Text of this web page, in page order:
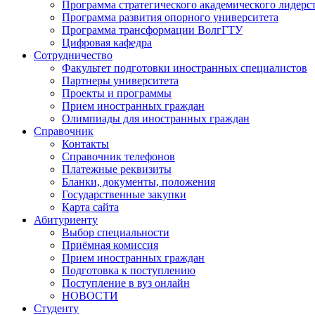
Программа стратегического академического
Программа развития опорного университета
Программа трансформации ВолгГТУ
Цифровая кафедра
Сотрудничество
Факультет подготовки иностранных специалистов
Партнеры университета
Проекты и программы
Прием иностранных граждан
Олимпиады для иностранных граждан
Справочник
Контакты
Справочник телефонов
Платежные реквизиты
Бланки, документы, положения
Государственные закупки
Карта сайта
Абитуриенту
Выбор специальности
Приёмная комиссия
Прием иностранных граждан
Подготовка к поступлению
Поступление в вуз онлайн
НОВОСТИ
Студенту